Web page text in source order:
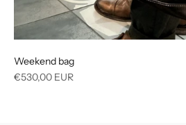
Weekend bag
Regular
€530,00 EUR